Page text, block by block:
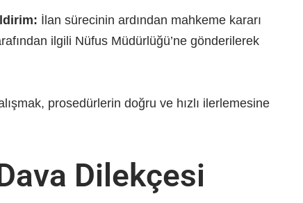
İlan sürecinin ardından mahkeme kararı
ilgili Nüfus Müdürlüğü’ne gönderilerek
prosedürlerin doğru ve hızlı ilerlemesine
Dilekçesi